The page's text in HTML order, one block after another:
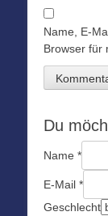
Name, E-
Browser für
Du
Name *
E-Mail *
Geschlecht